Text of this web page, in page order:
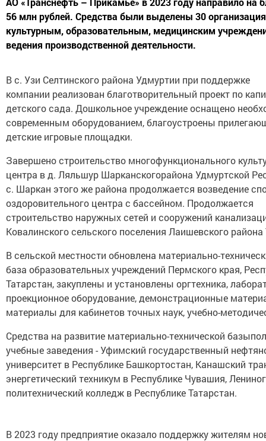
56 млн рублей. Средства были выделены 30
культурным, образовательным, медицинским
ведения производственной деятельности.
В с. Узи Селтинского района Удмуртии при поддержке
компании реализован благотворительный проект по
детского сада. Дошкольное учреждение оснащено
современным оборудованием, благоустроены
детские игровые площадки.
Завершено строительство многофункционального
центра в д. Ляльшур Шарканскогорайона Удмуртской
с. Шаркан этого же района продолжается возведение
оздоровительного центра с бассейном. Продолжается
строительство наружных сетей и сооружений
Ковалинского сельского поселения Лаишевского района
В сельской местности обновлена материально-
база образовательных учреждений Пермского края,
Татарстан, закуплены и установлены оргтехника,
проекционное оборудование, демонстрационные
материалы для кабинетов точных наук, учебно-
Средства на развитие материально-технической
учебные заведения - Уфимский государственный
университет в Республике Башкортостан, Канашский
энергетический техникум в Республике Чувашия,
политехнический колледж в Республике Татарстан.
В 2023 году предприятие оказало поддержку жителям